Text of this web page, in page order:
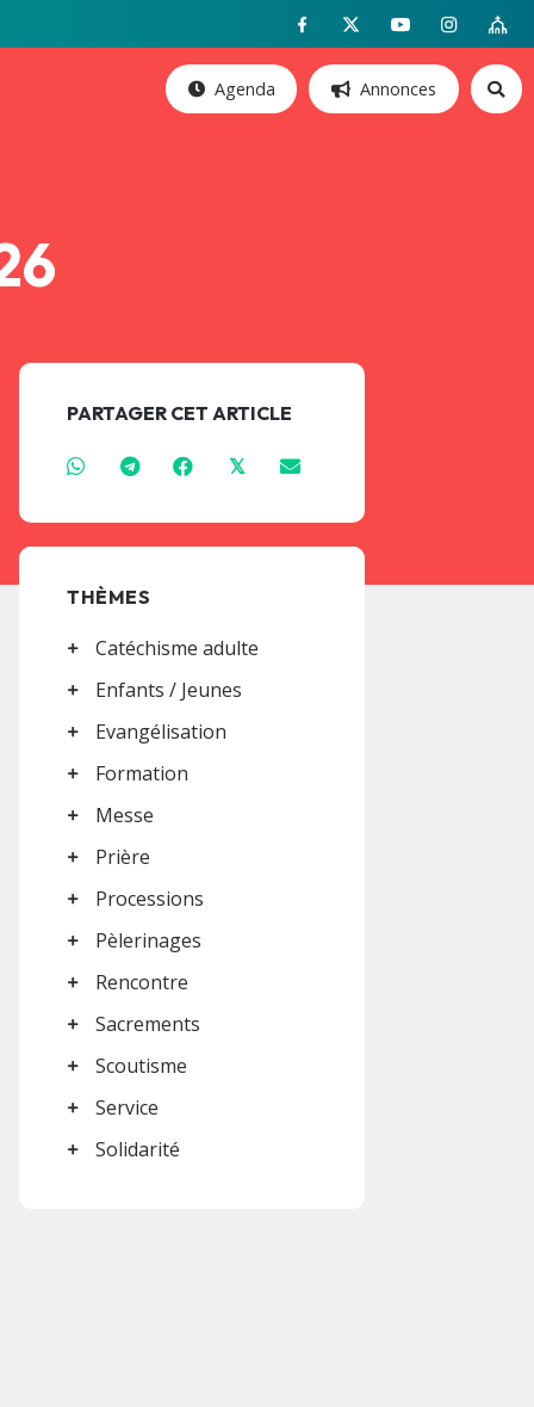
Agenda Annonces
PARTAGER CET ARTICLE
𝕏
THÈMES
Catéchisme adulte
Enfants / Jeunes
Evangélisation
Formation
Messe
Prière
Processions
Pèlerinages
Rencontre
Sacrements
Scoutisme
Service
Solidarité